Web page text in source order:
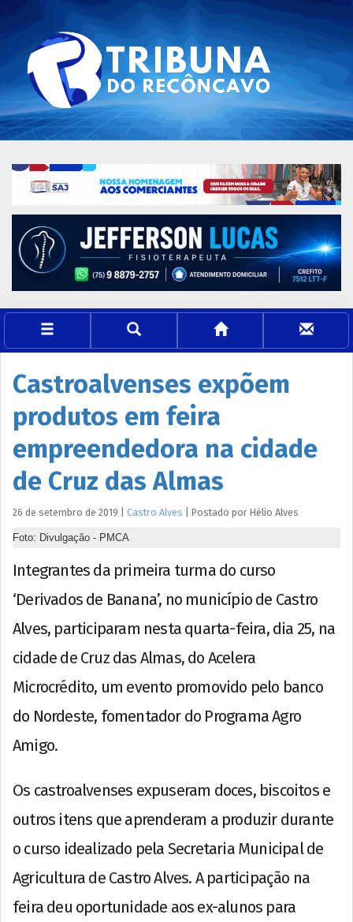
Castroalvenses expõem
produtos em feira
empreendedora na cidade
de Cruz das Almas
26 de setembro de 2019 Castro Alves Postado por Hélio Alves
Foto: Divulgação - PMCA
Integrantes da primeira turma do curso
‘Derivados de Banana’, no município de Castro
Alves, participaram nesta quarta-feira, dia 25, na
cidade de Cruz das Almas, do Acelera
Microcrédito, um evento promovido pelo banco
do Nordeste, fomentador do Programa Agro
Amigo.
Os castroalvenses expuseram doces, biscoitos e
outros itens que aprenderam a produzir durante
o curso idealizado pela Secretaria Municipal de
Agricultura de Castro Alves. A participação na
feira deu oportunidade aos ex-alunos para